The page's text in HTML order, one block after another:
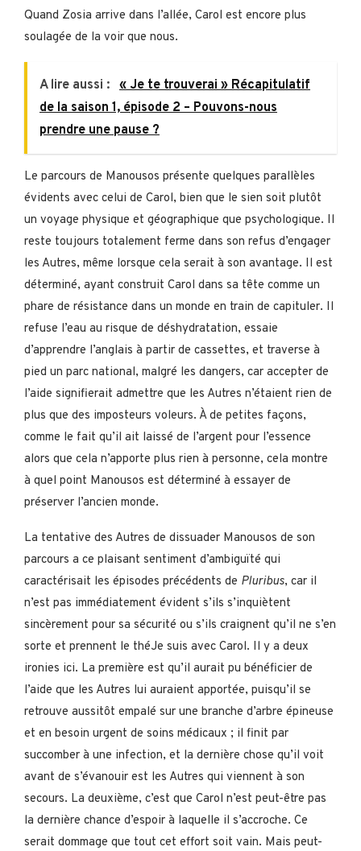
Quand Zosia arrive dans l’allée, Carol est encore plus
soulagée de la voir que nous.
A lire aussi : « Je te trouverai » Récapitulatif
de la saison 1, épisode 2 – Pouvons-nous
prendre une pause ?
Le parcours de Manousos présente quelques parallèles
évidents avec celui de Carol, bien que le sien soit plutôt
un voyage physique et géographique que psychologique. Il
reste toujours totalement ferme dans son refus d’engager
les Autres, même lorsque cela serait à son avantage. Il est
déterminé, ayant construit Carol dans sa tête comme un
phare de résistance dans un monde en train de capituler. Il
refuse l’eau au risque de déshydratation, essaie
d’apprendre l’anglais à partir de cassettes, et traverse à
pied un parc national, malgré les dangers, car accepter de
l’aide signifierait admettre que les Autres n’étaient rien de
plus que des imposteurs voleurs. À de petites façons,
comme le fait qu’il ait laissé de l’argent pour l’essence
alors que cela n’apporte plus rien à personne, cela montre
à quel point Manousos est déterminé à essayer de
préserver l’ancien monde.
La tentative des Autres de dissuader Manousos de son
parcours a ce plaisant sentiment d’ambiguïté qui
caractérisait les épisodes précédents de Pluribus, car il
n’est pas immédiatement évident s’ils s’inquiètent
sincèrement pour sa sécurité ou s’ils craignent qu’il ne s’en
sorte et prennent le théJe suis avec Carol. Il y a deux
ironies ici. La première est qu’il aurait pu bénéficier de
l’aide que les Autres lui auraient apportée, puisqu’il se
retrouve aussitôt empalé sur une branche d’arbre épineuse
et en besoin urgent de soins médicaux ; il finit par
succomber à une infection, et la dernière chose qu’il voit
avant de s’évanouir est les Autres qui viennent à son
secours. La deuxième, c’est que Carol n’est peut-être pas
la dernière chance d’espoir à laquelle il s’accroche. Ce
serait dommage que tout cet effort soit vain. Mais peut-